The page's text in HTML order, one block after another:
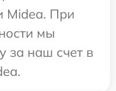
Midea. При
мы
за наш счет в